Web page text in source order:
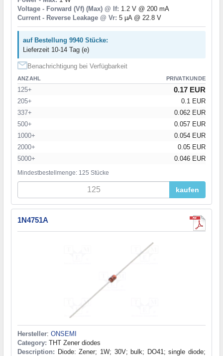
Voltage - Forward (Vf) (Max) @ If: 1.2 V @ 200 mA
Current - Reverse Leakage @ Vr: 5 µA @ 22.8 V
auf Bestellung 9940 Stücke:
Lieferzeit 10-14 Tag (e)
Benachrichtigung bei Verfügbarkeit
ANZAHL PRIVATKUNDE
125+ 0.17 EUR
205+
0.1 EUR
337+
0.062 EUR
500+
0.057 EUR
1000+
0.054 EUR
2000+
0.05 EUR
5000+
0.046 EUR
Mindestbestellmenge: 125 Stücke
kaufen
1N4751A
Hersteller: ONSEMI
Category: THT Zener diodes
Description: Diode: Zener; 1W; 30V; bulk; DO41; single diode;